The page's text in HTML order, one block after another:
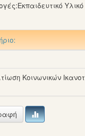
Εκπαιδευτικό Υλικό
Κοινωνικών